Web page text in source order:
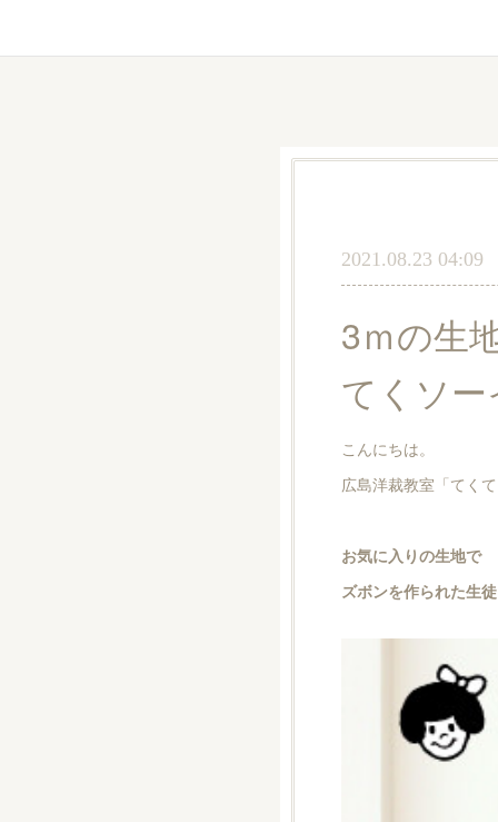
2021.08.23 04:09
3ｍの生
てくソ
こんにちは。
広島洋裁教室「てく
お気に入りの生地で
ズボンを作られた生